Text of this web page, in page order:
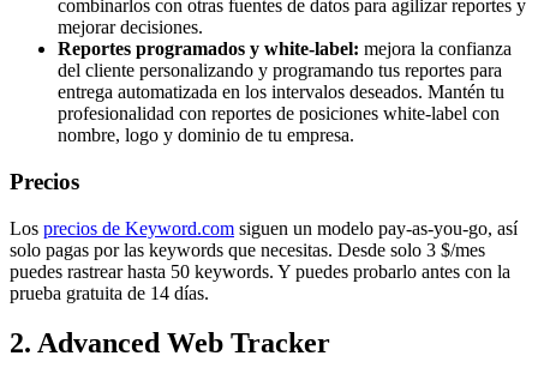
combinarlos con otras fuentes de datos para agilizar reportes y
mejorar decisiones.
Reportes programados y white-label: mejora la confianza
del cliente personalizando y programando tus reportes para
entrega automatizada en los intervalos deseados. Mantén tu
profesionalidad con reportes de posiciones white-label con
nombre, logo y dominio de tu empresa.
Precios
Los precios de Keyword.com siguen un modelo pay-as-you-go, así
solo pagas por las keywords que necesitas. Desde solo 3 $/mes
puedes rastrear hasta 50 keywords. Y puedes probarlo antes con la
prueba gratuita de 14 días.
2. Advanced Web Tracker